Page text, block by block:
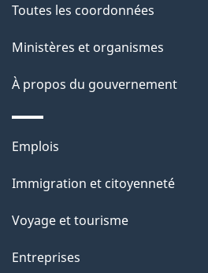
p
a
g
e
Toutes les coordonnées
Ministères et organismes
À propos du gouvernement
Thèmes
sujets
Emplois
Immigration et citoyenneté
Voyage et tourisme
Entreprises